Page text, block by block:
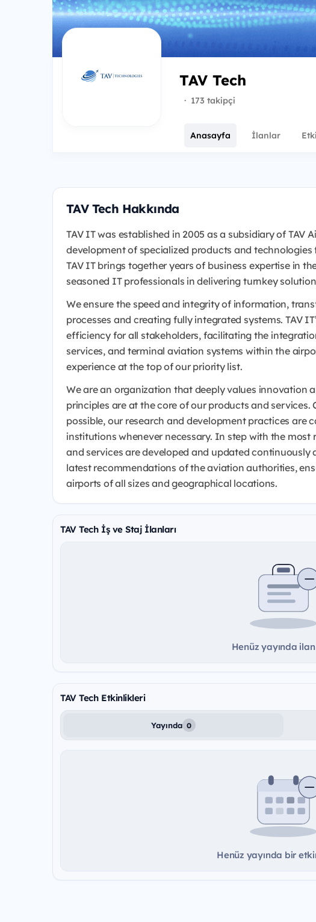
TAV Tech
· 173 takipçi
Anasayfa İlanlar
TAV Tech Hakkında
TAV IT was established in 2005 as a subsidiary of TAV
development of specialized products and
TAV IT brings together years of business expertise in
seasoned IT professionals in delivering turnkey
We ensure the speed and integrity of information,
processes and creating fully integrated systems. TAV
efficiency for all stakeholders, facilitating the
services, and terminal aviation systems within the
experience at the top of our priority list.
We are an organization that deeply values innovation
principles are at the core of our products and
possible, our research and development practices are
institutions whenever necessary. In step with the
and services are developed and updated
latest recommendations of the aviation authorities,
airports of all sizes and geographical locations.
TAV Tech İş ve Staj İlanları
Henüz yayında
TAV Tech Etkinlikleri
Yayında 0
Henüz yayında bir